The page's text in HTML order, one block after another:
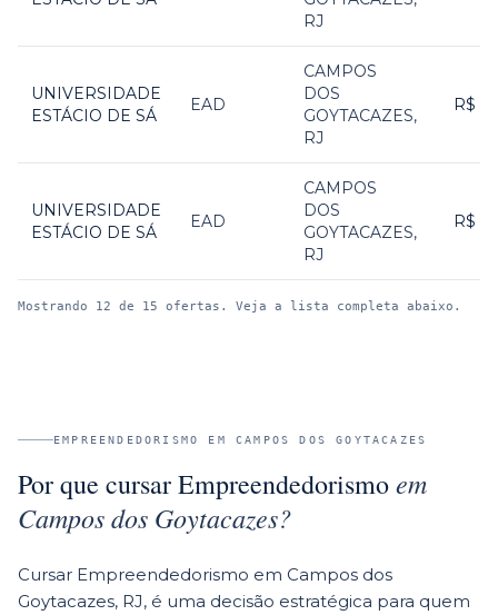
RJ
UNIVERSIDADE
ESTÁCIO DE SÁ
EAD
CAMPOS
DOS
GOYTACAZES,
RJ
R$
UNIVERSIDADE
ESTÁCIO DE SÁ
EAD
CAMPOS
DOS
GOYTACAZES,
RJ
R$
Mostrando 12 de 15 ofertas. Veja a lista completa abaixo.
EMPREENDEDORISMO EMCAMPOS DOS GOYTACAZES
Por que cursarEmpreendedorismoem
Campos dos Goytacazes?
Cursar Empreendedorismo em Campos dos
Goytacazes, RJ, é uma decisão estratégica para quem